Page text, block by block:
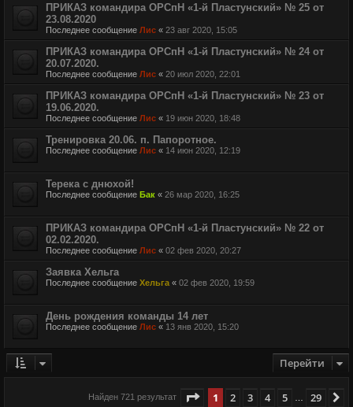
ПРИКАЗ командира ОРСпН «1-й Пластунский» № 25 от
23.08.2020
Последнее сообщение Лис « 23 авг 2020, 15:05
ПРИКАЗ командира ОРСпН «1-й Пластунский» № 24 от
20.07.2020.
Последнее сообщение Лис « 20 июл 2020, 22:01
ПРИКАЗ командира ОРСпН «1-й Пластунский» № 23 от
19.06.2020.
Последнее сообщение Лис « 19 июн 2020, 18:48
Тренировка 20.06. п. Папоротное.
Последнее сообщение Лис « 14 июн 2020, 12:19
Терека с днюхой!
Последнее сообщение Бак « 26 мар 2020, 16:25
ПРИКАЗ командира ОРСпН «1-й Пластунский» № 22 от
02.02.2020.
Последнее сообщение Лис « 02 фев 2020, 20:27
Заявка Хельга
Последнее сообщение Хельга « 02 фев 2020, 19:59
День рождения команды 14 лет
Последнее сообщение Лис « 13 янв 2020, 15:20
Перейти
Найден 721 результат Страница из 29
1 2 3 4 5 29